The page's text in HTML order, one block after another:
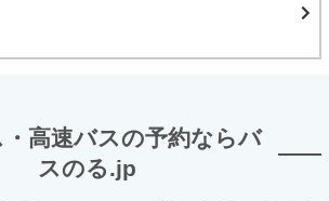
高速バスの予約ならバ
スのる.jp